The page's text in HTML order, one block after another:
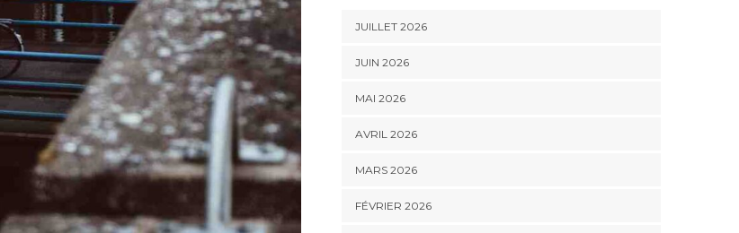
JUILLET 2026
JUIN 2026
MAI 2026
AVRIL 2026
MARS 2026
FÉVRIER 2026